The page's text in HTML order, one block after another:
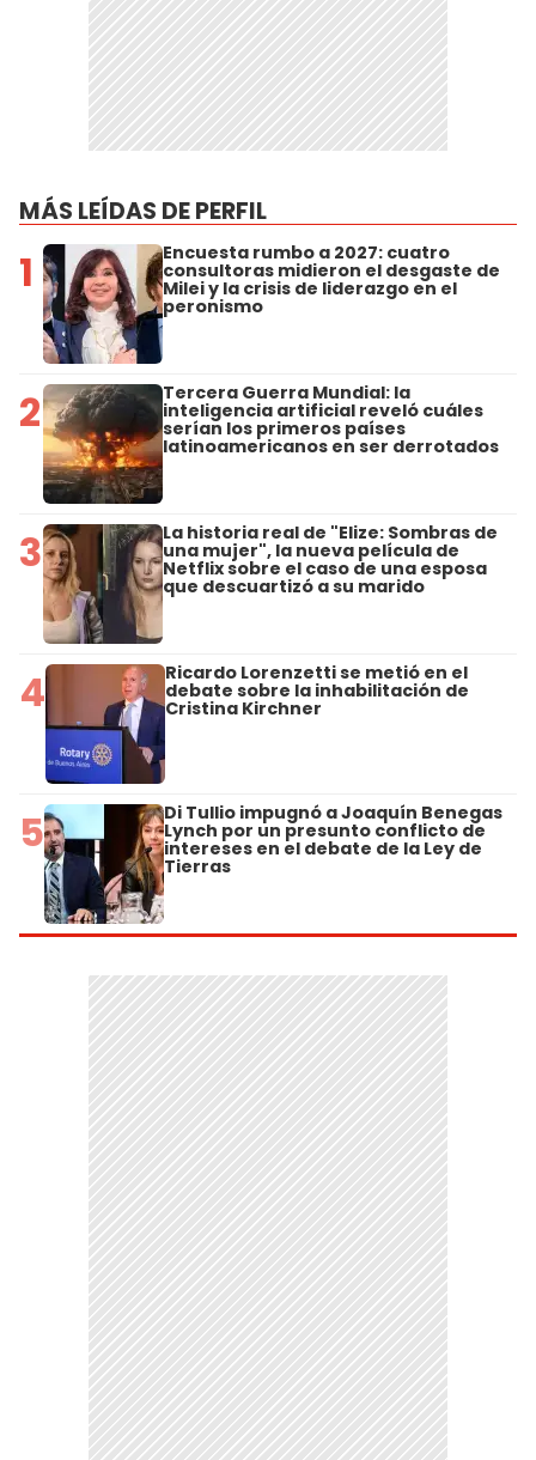
MÁS LEÍDAS DE PERFIL
1 Encuesta rumbo a 2027: cuatro
consultoras midieron el desgaste de
Milei y la crisis de liderazgo en el
peronismo
2 Tercera Guerra Mundial: la
inteligencia artificial reveló cuáles
serían los primeros países
latinoamericanos en ser derrotados
3 La historia real de "Elize: Sombras de
una mujer", la nueva película de
Netflix sobre el caso de una esposa
que descuartizó a su marido
4 Ricardo Lorenzetti se metió en el
debate sobre la inhabilitación de
Cristina Kirchner
5 Di Tullio impugnó a Joaquín Benegas
Lynch por un presunto conflicto de
intereses en el debate de la Ley de
Tierras